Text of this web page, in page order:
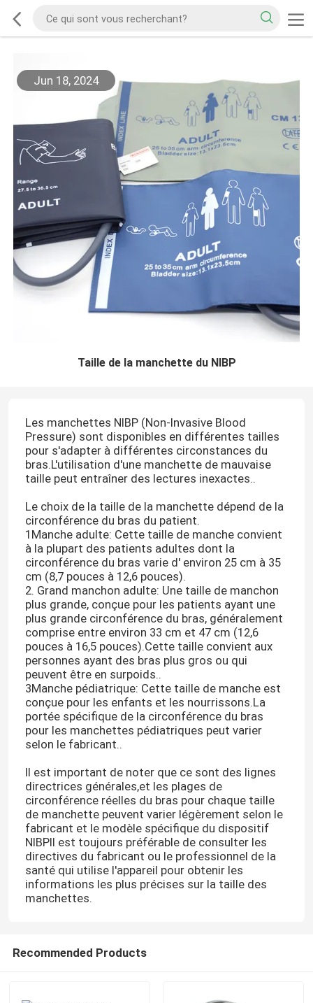
Jun 18, 2024
Taille de la manchette du NIBP
Les manchettes NIBP (Non-Invasive Blood
Pressure) sont disponibles en différentes tailles
pour s'adapter à différentes circonstances du
bras.L'utilisation d'une manchette de mauvaise
taille peut entraîner des lectures inexactes..
Le choix de la taille de la manchette dépend de la
circonférence du bras du patient.
1Manche adulte: Cette taille de manche convient
à la plupart des patients adultes dont la
circonférence du bras varie d' environ 25 cm à 35
cm (8,7 pouces à 12,6 pouces).
2. Grand manchon adulte: Une taille de manchon
plus grande, conçue pour les patients ayant une
plus grande circonférence du bras, généralement
comprise entre environ 33 cm et 47 cm (12,6
pouces à 16,5 pouces).Cette taille convient aux
personnes ayant des bras plus gros ou qui
peuvent être en surpoids..
3Manche pédiatrique: Cette taille de manche est
conçue pour les enfants et les nourrissons.La
portée spécifique de la circonférence du bras
pour les manchettes pédiatriques peut varier
selon le fabricant..
Il est important de noter que ce sont des lignes
directrices générales,et les plages de
circonférence réelles du bras pour chaque taille
de manchette peuvent varier légèrement selon le
fabricant et le modèle spécifique du dispositif
NIBPIl est toujours préférable de consulter les
directives du fabricant ou le professionnel de la
santé qui utilise l'appareil pour obtenir les
informations les plus précises sur la taille des
manchettes.
Recommended Products